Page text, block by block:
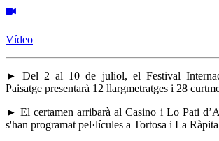
Vídeo
► Del 2 al 10 de juliol, el Festival
Paisatge presentarà 12 llargmetratges i 28
► El certamen arribarà al Casino i Lo Pati
s'han programat pel·lícules a Tortosa i La Ràpita